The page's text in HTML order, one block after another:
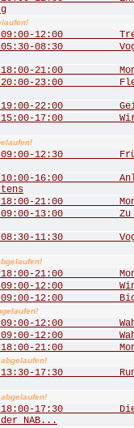
- 09:00-12:00
- 05:30-08:30
- 18:00-21:00
20:00-23:00
19:00-22:00
15:00-17:00 Wir
- 09:00-12:30
- 10:00-16:00
- 18:00-21:00
- 09:00-13:00 Zu
- 08:30-11:30
- 18:00-21:00
09:00-12:00
- 09:00-12:00
09:00-12:00
09:00-12:00
- 18:00-21:00
abgelaufen!
- 13:30-17:30 Rund
abgelaufen!
- 18:00-17:30 Die
NAB...